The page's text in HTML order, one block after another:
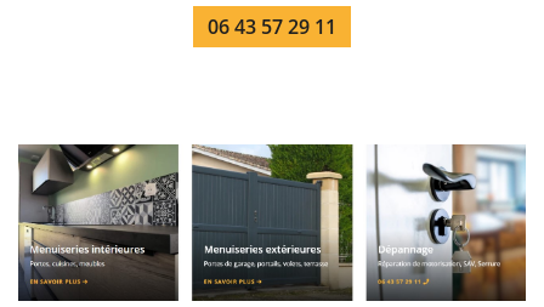
06 43 57 29 11